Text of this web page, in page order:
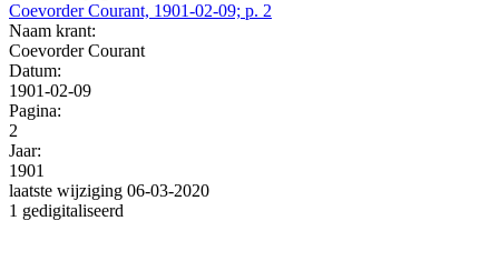
Coevorder Courant, 1901-02-09; p. 2
Naam krant:
Coevorder Courant
Datum:
1901-02-09
Pagina:
2
Jaar:
1901
laatste wijziging 06-03-2020
1 gedigitaliseerd